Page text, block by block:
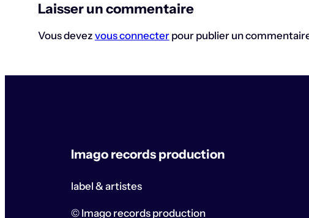
Laisser un commentaire
Vous devez vous connecterpour publier un
Imago records production
label & artistes
© Imago records production